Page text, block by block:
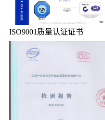
ISO9001质量认证证书